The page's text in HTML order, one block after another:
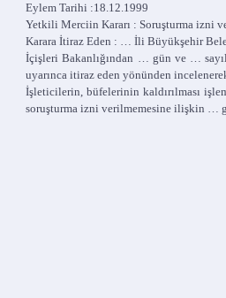
Eylem Tarihi :18.12.1999
Yetkili Merciin Kararı : Soruşturma izni
Karara İtiraz Eden : … İli Büyükşehir
İçişleri Bakanlığından … gün ve …
uyarınca itiraz eden yönünden
İşleticilerin, büfelerinin kaldırılması
soruşturma izni verilmemesine ilişkin …